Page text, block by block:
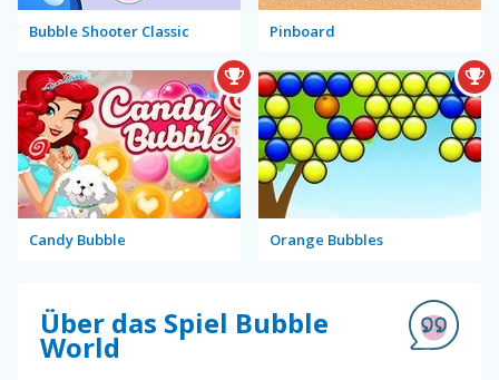
Bubble Shooter Classic Pinboard
Candy Bubble Orange Bubbles
Über das Spiel Bubble
World